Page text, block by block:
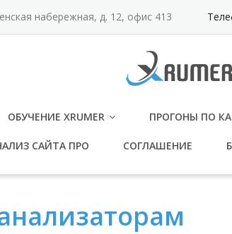
набережная, д. 12, офис 413
ОБУЧЕНИЕ XRUMER ПРОГОНЫ ПО
САЙТА ПРО СОГЛАШЕНИЕ